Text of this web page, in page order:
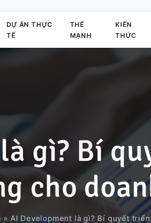
Thành viên chủ chốt
Phát triển trò chơi
Hệ thống quản lý đơn hàng
DỰ ÁN THỰC
TẾ
Dự án dùng công nghệ AI
THẾ
MẠNH
KIẾN
THỨC
gì? Bí
cho
» AI Development là gì? Bí quyết